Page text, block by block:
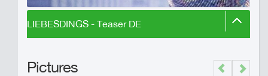
LIEBESDINGS - Teaser DE
Pictures Previous
Next